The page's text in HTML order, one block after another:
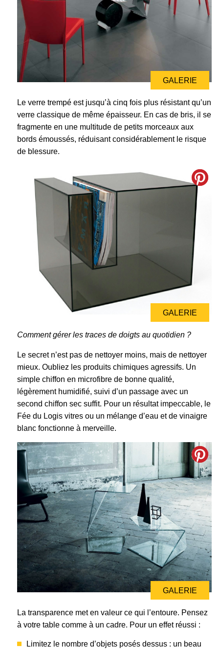
GALERIE
Le verre trempé est jusqu’à cinq fois plus résistant qu’un
verre classique de même épaisseur. En cas de bris, il se
fragmente en une multitude de petits morceaux aux
bords émoussés, réduisant considérablement le risque
de blessure.
GALERIE
Comment gérer les traces de doigts au quotidien ?
Le secret n’est pas de nettoyer moins, mais de nettoyer
mieux. Oubliez les produits chimiques agressifs. Un
simple chiffon en microfibre de bonne qualité,
légèrement humidifié, suivi d’un passage avec un
second chiffon sec suffit. Pour un résultat impeccable, le
Fée du Logis vitres ou un mélange d’eau et de vinaigre
blanc fonctionne à merveille.
GALERIE
La transparence met en valeur ce qui l’entoure. Pensez
à votre table comme à un cadre. Pour un effet réussi :
Limitez le nombre d’objets posés dessus : un beau